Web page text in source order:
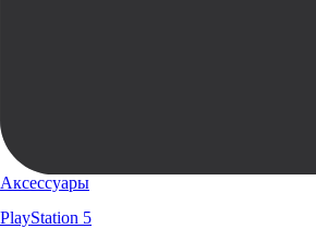
Аксессуары
PlayStation 5